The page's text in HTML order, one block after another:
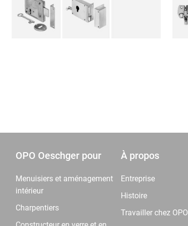
OPO Oeschger pour
Menuisiers et aménagement
intérieur
Charpentiers
À propos
Entreprise
Histoire
Travailler chez OPO